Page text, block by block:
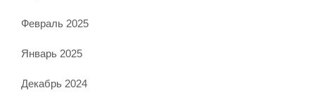
Февраль 2025
Январь 2025
Декабрь 2024